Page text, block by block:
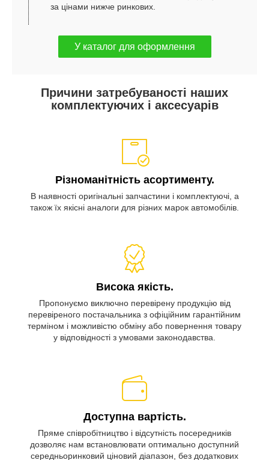
за цінами нижче ринкових.
У каталог для оформлення
Причини затребуваності наших
комплектуючих і аксесуарів
Різноманітність асортименту.
В наявності оригінальні запчастини і комплектуючі, а
також їх якісні аналоги для різних марок автомобілів.
Висока якість.
Пропонуємо виключно перевірену продукцію від
перевіреного постачальника з офіційним гарантійним
терміном і можливістю обміну або повернення товару
у відповідності з умовами законодавства.
Доступна вартість.
Пряме співробітництво і відсутність посередників
дозволяє нам встановлювати оптимально доступний
середньоринковий ціновий діапазон, без додаткових